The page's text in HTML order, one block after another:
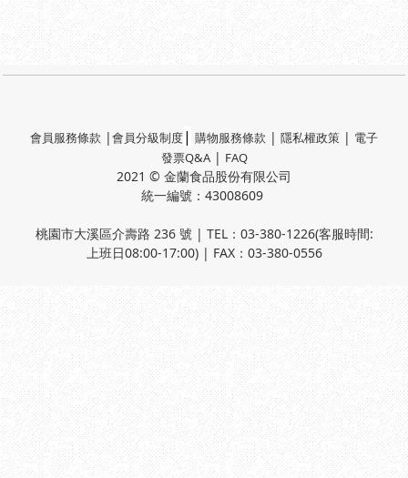
會員服務條款 |會員分級制度| 購物服務條款 | 隱私權政策 | 電子
發票Q&A| FAQ
2021 © 金蘭食品股份有限公司
統一編號：43008609
桃園市大溪區介壽路 236 號 | TEL：03-380-1226(客服時間:
上班日08:00-17:00) | FAX：03-380-0556